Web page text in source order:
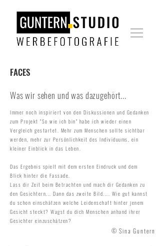
FACES
Was wir sehen und was dazugehört...
Immer noch inspiriert von den Diskussionen und Gedanken
zum Projekt "So wie ich bin" habe ich wieder einen
Vergleich gestartet. Mehr zum Menschen sollte sichtbar
werden, mehr zur Persönlichkeit des Individuums, ein
kleiner Einblick in das Leben.
Das Ergebnis spielt mit dem ersten Eindruck und dem
Blick hinter die Fassade.
Lass dir Zeit beim Betrachten und mach dir Gedanken zu
den Gesichtern... Dann das zweite Bild.... Wie gut kannst
du schon einschätzen welche Leidenschaft hinter jenem
Gesicht steckt? Wagst du dich Menschen anhand ihrer
Gesichter einzuschätzen?
© Sina Guntern